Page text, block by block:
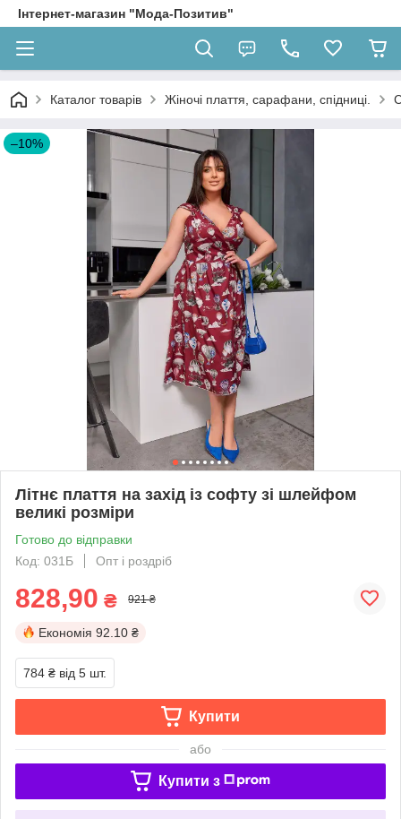
Інтернет-магазин "Мода-Позитив"
Каталог товарів Жіночі плаття, сарафани, спідниці.
–10%
Літнє плаття на захід із софту зі шлейфом
великі розміри
Готово до відправки
Код: 031Б
Опт і роздріб
828,90 ₴ 921 ₴
Економія 92.10 ₴
784 ₴ від 5 шт.
Купити
або
Купити з